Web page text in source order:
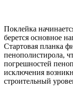
Поклейка
берется основное
Стартовая планка
пенополистирола,
погрешностей
исключения
строительный